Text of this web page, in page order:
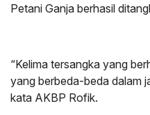
Petani Ganja berhasil
“Kelima tersangka yang
yang berbeda-beda dalam
kata AKBP Rofik.